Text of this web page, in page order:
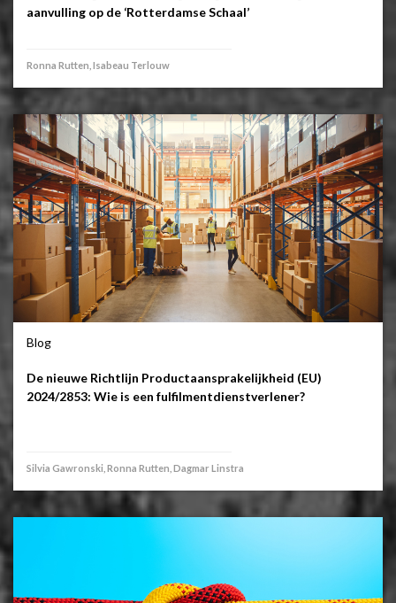
aanvulling op de ‘Rotterdamse Schaal’
Ronna Rutten, Isabeau Terlouw
Blog
De nieuwe Richtlijn Productaansprakelijkheid (EU)
2024/2853: Wie is een fulfilmentdienstverlener?
Silvia Gawronski, Ronna Rutten, Dagmar Linstra